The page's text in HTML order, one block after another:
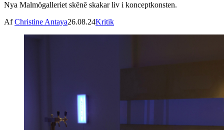
Nya Malmögalleriet skēnē skakar liv i konceptkonsten.
AfChristine Antaya26.08.24Kritik